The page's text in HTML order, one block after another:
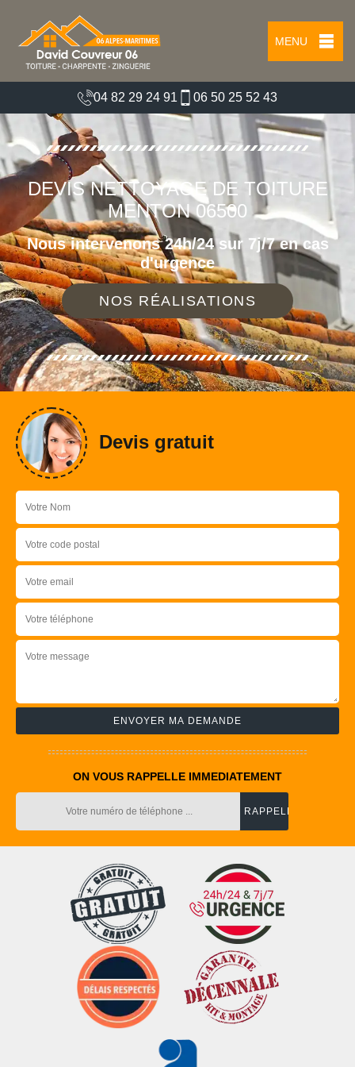
MENU
04 82 29 24 91 06 50 25 52 43
DEVIS NETTOYAGE DE TOITURE
MENTON 06500
Nous intervenons 24h/24 sur 7j/7 en cas
d'urgence
NOS RÉALISATIONS
Devis gratuit
ON VOUS RAPPELLE IMMEDIATEMENT